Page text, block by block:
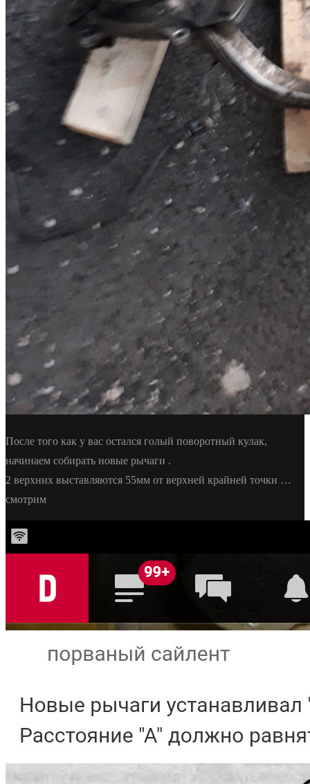
После того как у вас остался голый поворотный кулак,
начинаем собирать новые рычаги .
2 верхних выставляются 55мм от верхней крайней точки …
смотрим